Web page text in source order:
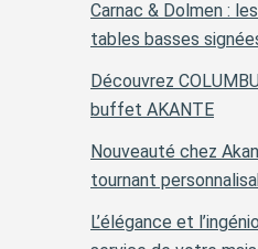
Carnac & Dolmen :
tables basses
Découvrez
buffet AKANTE
Nouveauté chez
tournant
L’élégance et